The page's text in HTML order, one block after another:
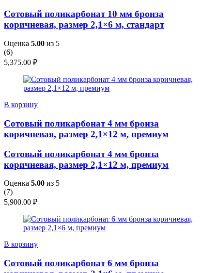
Сотовый поликарбонат 10 мм бронза
коричневая, размер 2,1×6 м, стандарт
Оценка 5.00 из 5
(6)
5,375.00 ₽
В корзину
Сотовый поликарбонат 4 мм бронза
коричневая, размер 2,1×12 м, премиум
Сотовый поликарбонат 4 мм бронза
коричневая, размер 2,1×12 м, премиум
Оценка 5.00 из 5
(7)
5,900.00 ₽
В корзину
Сотовый поликарбонат 6 мм бронза